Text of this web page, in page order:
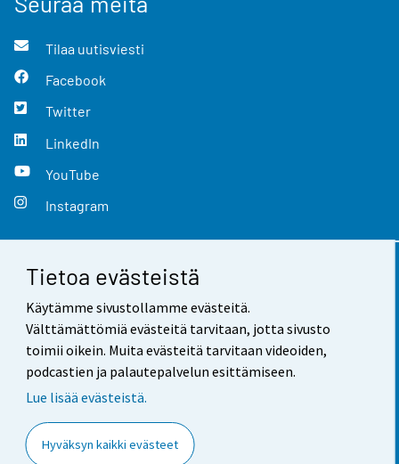
Tietoa evästeistä
Käytämme sivustollamme evästeitä.
Välttämättömiä evästeitä tarvitaan, jotta sivusto
toimii oikein. Muita evästeitä tarvitaan videoiden,
podcastien ja palautepalvelun esittämiseen.
Lue lisää evästeistä.
Hyväksyn kaikki evästeet
Tilaa uutisviesti
Facebook
Twitter
LinkedIn
YouTube
Instagram
Yhteystiedot
Palaute
Käyttöehdot
Saavutettavuus
Tietoa sivustosta